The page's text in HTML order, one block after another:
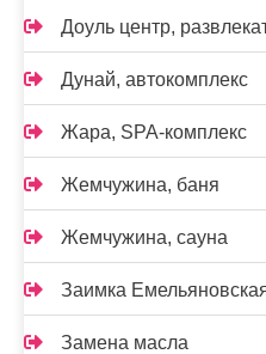
Доуль центр,
Дунай, автокомплекс
Жара, SPA-комплекс
Жемчужина, баня
Жемчужина, сауна
Заимка
Замена масла